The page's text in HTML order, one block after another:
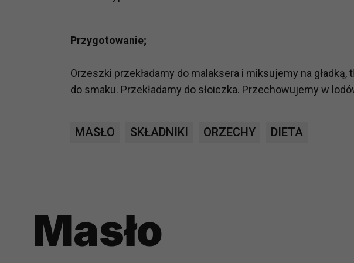
Przygotowanie;
Orzeszki przekładamy do malaksera i miksujemy na gładką,
do smaku. Przekładamy do słoiczka. Przechowujemy w
MASŁO SKŁADNIKI ORZECHY DIETA
Masło
zgody.